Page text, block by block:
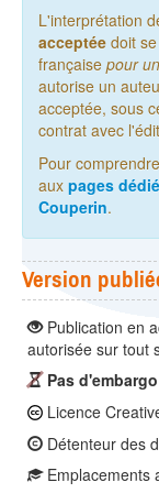
L'interprétation
acceptée doit
française pour
autorise un
acceptée, sous
contrat avec
Pour
aux pages
Couperin.
Version
Publication en
autorisée sur tout
Pas d'embargo
Licence
Détenteur des
Emplacements